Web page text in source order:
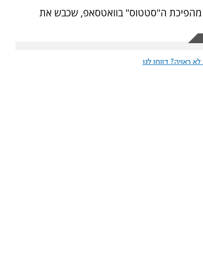
2021 התראיינה צין לערוץ 7 בנושא מהפיכת ה"סטטוס" בוואטסאפ, שכבש את
ראויה? דווחו לנו